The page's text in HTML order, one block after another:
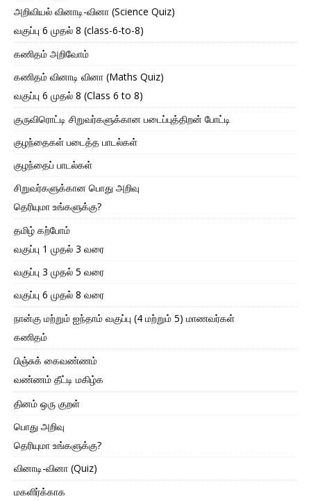
அறிவியல் வினாடி-வினா (Science Quiz)
வகுப்பு 6 முதல் 8 (class-6-to-8)
கணிதம் அறிவோம்
கணிதம் வினாடி வினா (Maths Quiz)
வகுப்பு 6 முதல் 8 (Class 6 to 8)
குருவிரொட்டி சிறுவர்களுக்கான படைப்புத்திறன் போட்டி
குழந்தைகள் படைத்த பாடல்கள்
குழந்தைப் பாடல்கள்
சிறுவர்களுக்கான பொது அறிவு
தெரியுமா உங்களுக்கு?
தமிழ் கற்போம்
வகுப்பு 1 முதல் 3 வரை
வகுப்பு 3 முதல் 5 வரை
வகுப்பு 6 முதல் 8 வரை
நான்கு மற்றும் ஐந்தாம் வகுப்பு (4 மற்றும் 5) மாணவர்கள்
கணிதம்
பிஞ்சுக் கைவண்ணம்
வண்ணம் தீட்டி மகிழ்க
தினம் ஒரு குறள்
பொது அறிவு
தெரியுமா உங்களுக்கு?
வினாடி-வினா (Quiz)
மகளிர்க்காக